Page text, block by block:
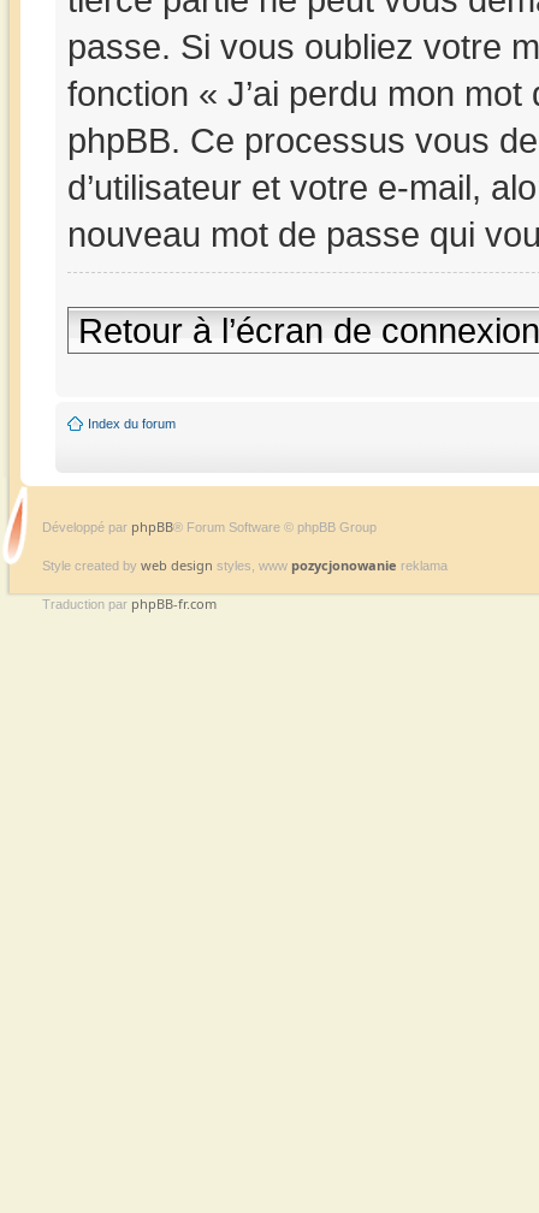
passe. Si vous oubliez votre
fonction « J’ai perdu mon
phpBB. Ce processus vous
d’utilisateur et votre e-mail,
nouveau mot de passe qui
Retour à l’écran de connexion
Index du forum
Développé par phpBB® Forum Software © phpBB Group
Style created by web design styles, www pozycjonowanie reklama
Traduction par phpBB-fr.com